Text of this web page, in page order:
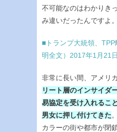
不可能なのはわかりき
み違いだったんですよ。
■トランプ大統領、
明全文）2017年1月21日
非常に長い間、アメリ
リート層のインサイダ
易協定を受け入れるこ
男女に押し付けてきた
カラーの街や都市が閉